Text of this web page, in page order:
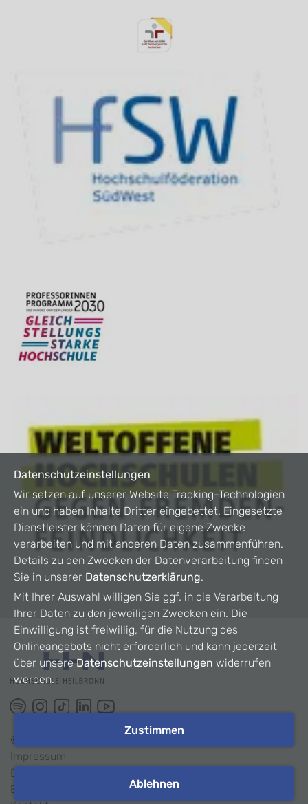
©
Impressum
Datenschutz
Barrierefreiheit
Datenschutzeinstellungen
Wir setzen auf unserer Website Tracking-Technologien
ein und haben Inhalte Dritter eingebettet. Eingesetzte
Dienstleister können Daten für eigene Zwecke
verarbeiten und mit anderen Daten zusammenführen.
Details zu den Zwecken der Datenverarbeitung finden
Sie in unserer Datenschutzerklärung.
Mit Ihrer Auswahl willigen Sie ggf. in die Verarbeitung
Ihrer Daten zu den jeweiligen Zwecken ein. Die
Einwilligung ist freiwillig, für die Nutzung des
Onlineangebots nicht erforderlich und kann jederzeit
über unsereDatenschutzeinstellungen widerrufen
werden.
Zustimmen
Ablehnen